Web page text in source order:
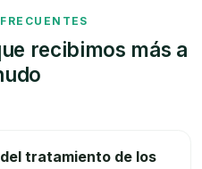
recibimos más a
tratamiento de los